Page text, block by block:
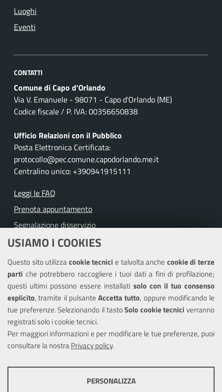
USIAMO I COOKIES
Questo sito utilizzacookie tecnicie talvolta anche cookie di terze
parti che potrebbero raccogliere i tuoi dati a fini di profilazione;
questi ultimi possono essere installati solo con il tuo consenso
esplicito, tramite il pulsante Accetta tutto, oppure modificando le
tue preferenze. Selezionando il tastoSolo cookie tecnici verranno
registrati solo i cookie tecnici.
Per maggiori informazioni e per modificare le tue preferenze, puoi
consultare la nostraPrivacy policy.
PERSONALIZZA
Luoghi
Eventi
CONTATTI
Comune di Capo d'Orlando
Via V. Emanuele - 98071 - Capo d'Orlando (ME)
Codice fiscale / P. IVA: 00356650838
Ufficio Relazioni con il Pubblico
Posta Elettronica Certificata:
protocollo@pec.comune.capodorlando.me.it
Centralino unico: +390941915111
Leggi le FAQ
Prenota appuntamento
Segnalazione disservizio
Richiesta assistenza
Amministrazione trasparente
Informativa privacy
Note legali
Piano di miglioramento del sito
Dichiarazione di accessibilità